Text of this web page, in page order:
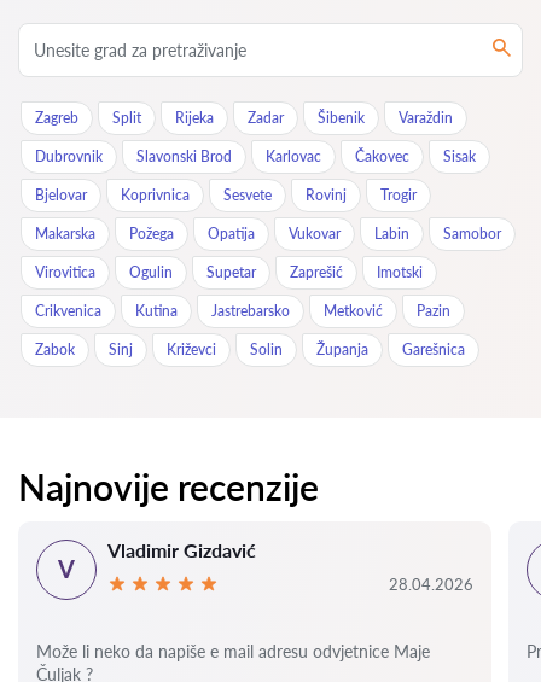
Zagreb Split Rijeka Zadar Šibenik Varaždin
Dubrovnik Slavonski Brod Karlovac Čakovec Sisak
Bjelovar Koprivnica Sesvete Rovinj Trogir
Makarska Požega Opatija Vukovar Labin Samobor
Virovitica Ogulin Supetar Zaprešić Imotski
Crikvenica Kutina Jastrebarsko Metković Pazin
Zabok Sinj Križevci Solin Županja Garešnica
Najnovije recenzije
V
Vladimir Gizdavić
28.04.2026
Može li neko da napiše e mail adresu odvjetnice Maje
Čuljak ?